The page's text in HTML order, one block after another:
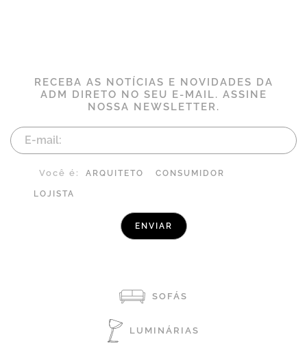
RECEBA AS NOTÍCIAS E NOVIDADES DA
ADM DIRETO NO SEU E-MAIL. ASSINE
NOSSA NEWSLETTER.
Você é: ARQUITETO CONSUMIDOR
LOJISTA
SOFÁS
LUMINÁRIAS